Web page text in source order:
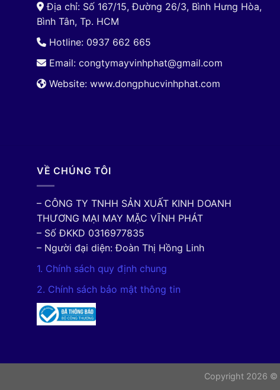
Địa chỉ: Số 167/15, Đường 26/3, Bình Hưng Hòa,
Bình Tân, Tp. HCM
Hotline: 0937 662 665
Email: congtymayvinhphat@gmail.com
Website: www.dongphucvinhphat.com
VỀ CHÚNG TÔI
– CÔNG TY TNHH SẢN XUẤT KINH DOANH
THƯƠNG MẠI MAY MẶC VĨNH PHÁT
– Số ĐKKD 0316977835
– Người đại diện: Đoàn Thị Hồng Linh
1. Chính sách quy định chung
2. Chính sách bảo mật thông tin
Copyright 2026 ©